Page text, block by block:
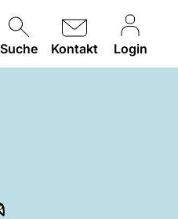
Suche Kontakt Login